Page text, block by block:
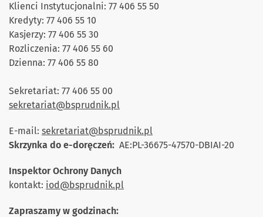
Klienci Instytucjonalni: 77 406 55 50
Kredyty: 77 406 55 10
Kasjerzy: 77 406 55 30
Rozliczenia: 77 406 55 60
Dzienna: 77 406 55 80
Sekretariat: 77 406 55 00
sekretariat@bsprudnik.pl
E-mail: sekretariat@bsprudnik.pl
Skrzynka do e-doręczeń: AE:PL-36675-47570-DBIAI-20
Inspektor Ochrony Danych
kontakt: iod@bsprudnik.pl
Zapraszamy w godzinach: